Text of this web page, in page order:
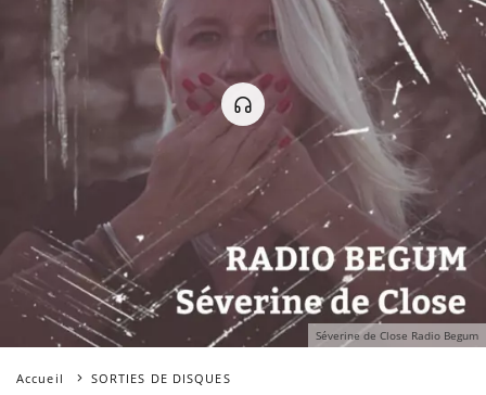
Séverine de Close Radio Begum
Accueil SORTIES DE DISQUES